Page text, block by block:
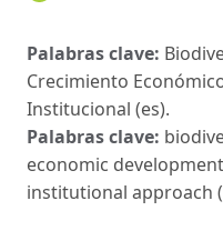
Palabras clave:
Crecimiento
Institucional (es).
Palabras clave:
economic
institutional approach